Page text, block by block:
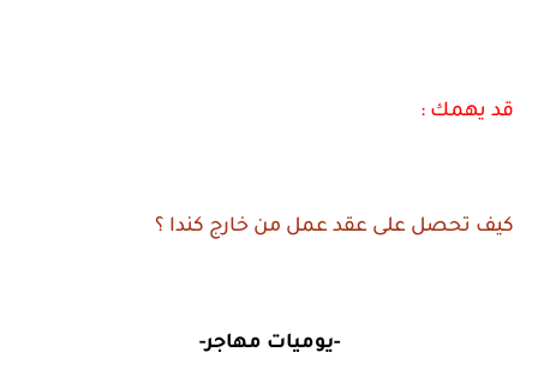
قد يهمك :
كيف تحصل على عقد عمل من خارج كندا ؟
-يوميات مهاجر-